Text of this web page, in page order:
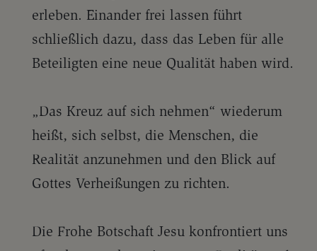
erleben. Einander frei lassen führt
schließlich dazu, dass das Leben für alle
Beteiligten eine neue Qualität haben wird.
„Das Kreuz auf sich nehmen“ wiederum
heißt, sich selbst, die Menschen, die
Realität anzunehmen und den Blick auf
Gottes Verheißungen zu richten.
Die Frohe Botschaft Jesu konfrontiert uns